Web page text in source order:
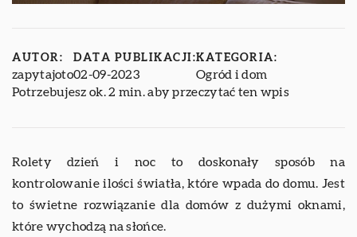
AUTOR:
zapytajoto
DATA PUBLIKACJI:
02-09-2023
KATEGORIA:
Ogród i dom
Potrzebujesz ok. 2 min. aby przeczytać ten wpis
Rolety dzień i noc to doskonały sposób na
kontrolowanie ilości światła, które wpada do domu. Jest
to świetne rozwiązanie dla domów z dużymi oknami,
które wychodzą na słońce.